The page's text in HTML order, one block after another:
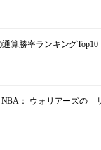
算勝率ランキングTop10
： ウォリアーズの「